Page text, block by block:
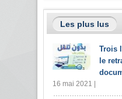
Les plus lus
Trois
le
16 mai 2021 |